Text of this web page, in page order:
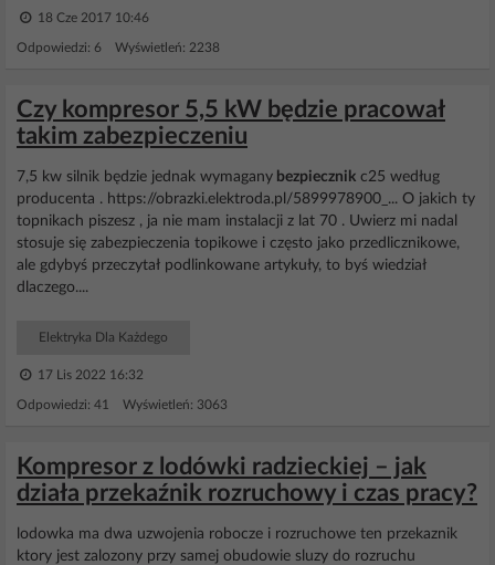
18 Cze 2017 10:46
Odpowiedzi: 6 Wyświetleń: 2238
Czy kompresor 5,5 kW będzie pracował
takim zabezpieczeniu
7,5 kw silnik będzie jednak wymagany bezpiecznik c25 według
producenta . https://obrazki.elektroda.pl/5899978900_... O jakich ty
topnikach piszesz , ja nie mam instalacji z lat 70 . Uwierz mi nadal
stosuje się zabezpieczenia topikowe i często jako przedlicznikowe,
ale gdybyś przeczytał podlinkowane artykuły, to byś wiedział
dlaczego....
Elektryka Dla Każdego
17 Lis 2022 16:32
Odpowiedzi: 41 Wyświetleń: 3063
Kompresor z lodówki radzieckiej – jak
działa przekaźnik rozruchowy i czas pracy?
lodowka ma dwa uzwojenia robocze i rozruchowe ten przekaznik
ktory jest zalozony przy samej obudowie sluzy do rozruchu